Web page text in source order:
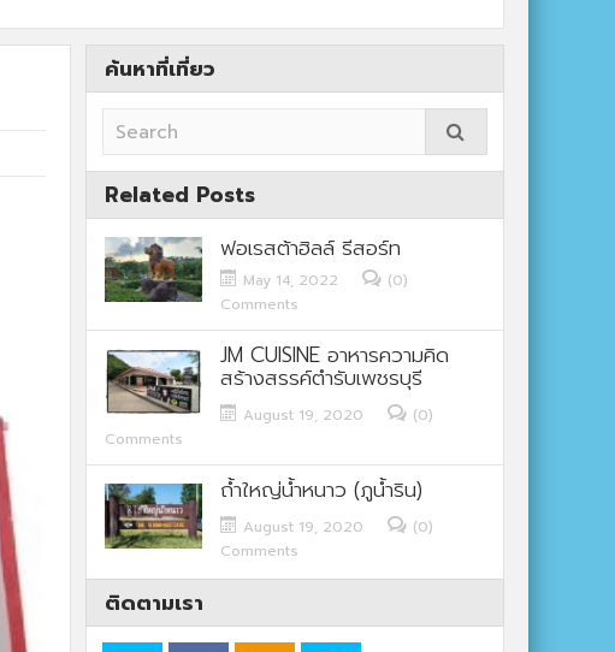
ค้นหาที่เที่ยว
Related Posts
ฟอเรสต้าฮิลล์ รีสอร์ท
May 14, 2022
(0)
Comments
JM CUISINE อาหารความคิด
สร้างสรรค์ตำรับเพชรบุรี
August 19, 2020
(0)
Comments
ถ้ำใหญ่น้ำหนาว (ภูน้ำริน)
August 19, 2020
(0)
Comments
ติดตามเรา